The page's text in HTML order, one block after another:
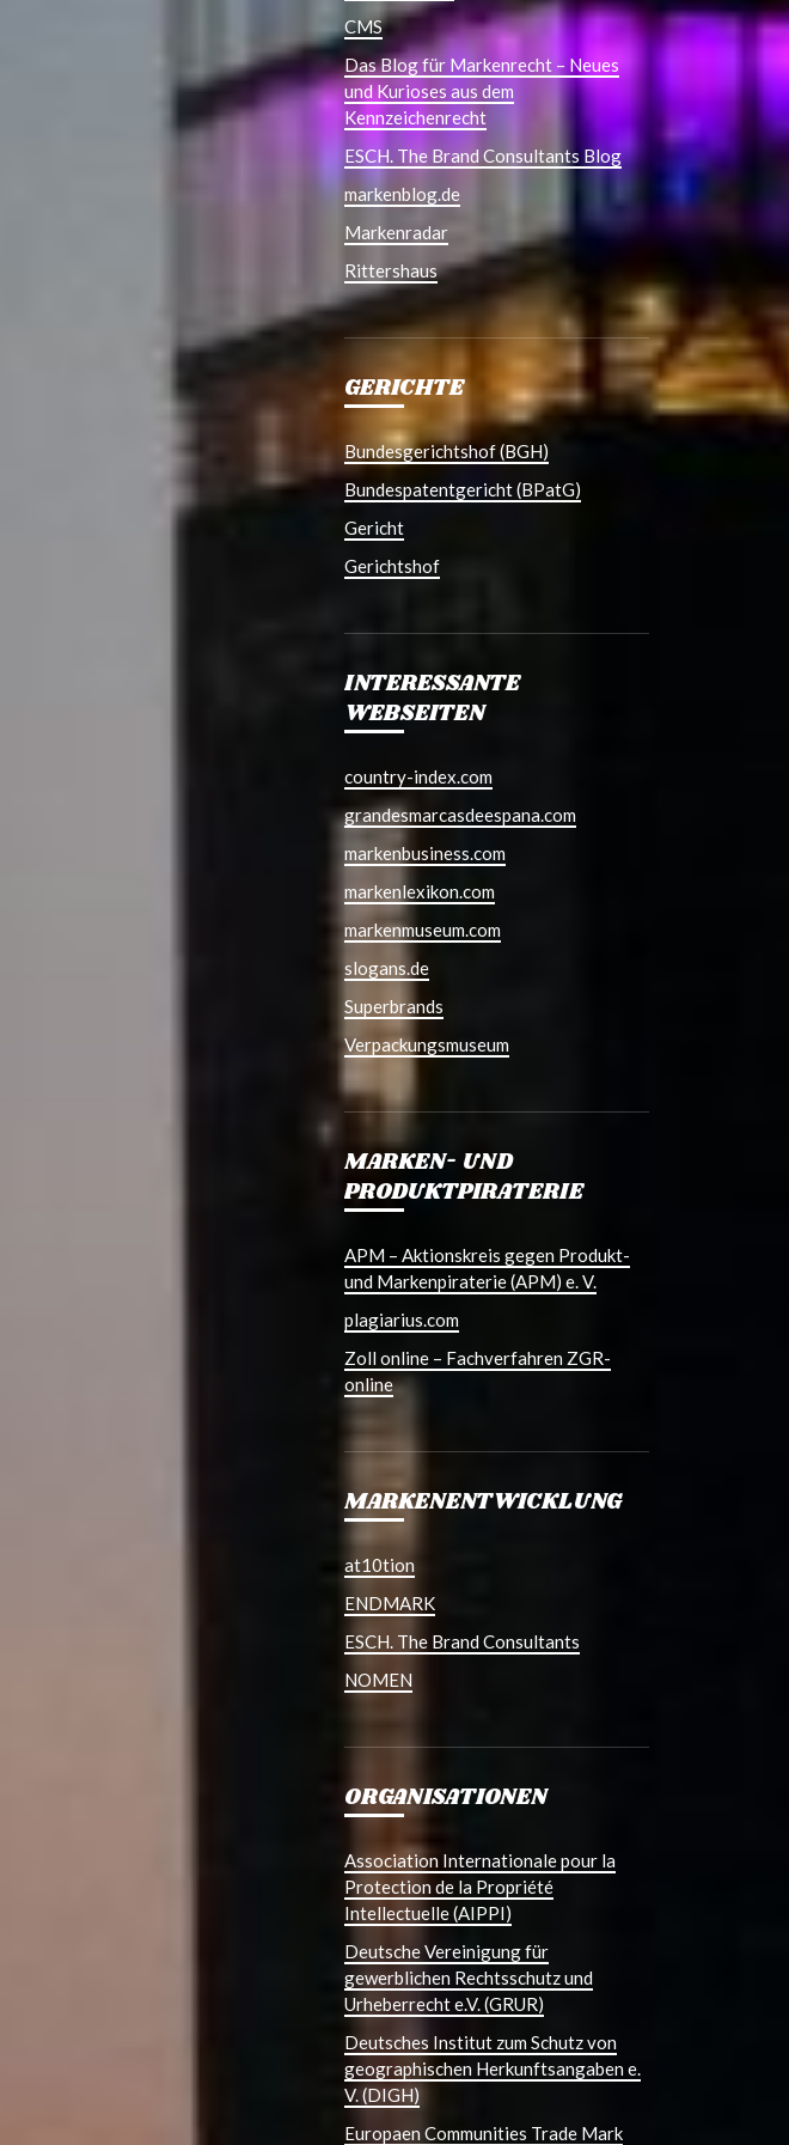
CMS
Das Blog für Markenrecht – Neues
und Kurioses aus dem
Kennzeichenrecht
ESCH. The Brand Consultants Blog
markenblog.de
Markenradar
Rittershaus
GERICHTE
Bundesgerichtshof (BGH)
Bundespatentgericht (BPatG)
Gericht
Gerichtshof
INTERESSANTE
WEBSEITEN
country-index.com
grandesmarcasdeespana.com
markenbusiness.com
markenlexikon.com
markenmuseum.com
slogans.de
Superbrands
Verpackungsmuseum
MARKEN- UND
PRODUKTPIRATERIE
APM – Aktionskreis gegen Produkt-
und Markenpiraterie (APM) e. V.
plagiarius.com
Zoll online – Fachverfahren ZGR-
online
MARKENENTWICKLUNG
at10tion
ENDMARK
ESCH. The Brand Consultants
NOMEN
ORGANISATIONEN
Association Internationale pour la
Protection de la Propriété
Intellectuelle (AIPPI)
Deutsche Vereinigung für
gewerblichen Rechtsschutz und
Urheberrecht e.V. (GRUR)
Deutsches Institut zum Schutz von
geographischen Herkunftsangaben e.
V. (DIGH)
Europaen Communities Trade Mark